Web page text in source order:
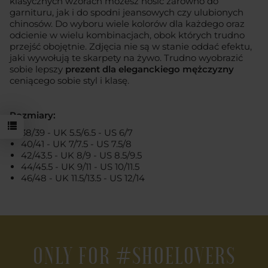
garnituru, jak i do spodni jeansowych czy ulubionych
chinosów. Do wyboru wiele kolorów dla każdego oraz
odcienie w wielu kombinacjach, obok których trudno
przejść obojętnie. Zdjęcia nie są w stanie oddać efektu,
jaki wywołują te skarpety na żywo. Trudno wyobrazić
sobie lepszy prezent dla eleganckiego mężczyzny
ceniącego sobie styl i klasę.
Rozmiary:
38/39 - UK 5.5/6.5 - US 6/7
40/41 - UK 7/7.5 - US 7.5/8
42/43.5 - UK 8/9 - US 8.5/9.5
44/45.5 - UK 9/11 - US 10/11.5
46/48 - UK 11.5/13.5 - US 12/14
ONLY FOR #SHOELOVERS